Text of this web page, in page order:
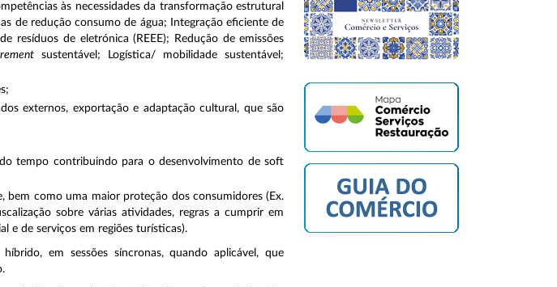
às necessidades da transformação estrutural
de redução consumo de água; Integração eficiente de
resíduos de eletrónica (REEE); Redução de emissões
sustentável; Logística/ mobilidade sustentável;
externos, exportação e adaptação cultural, que são
tempo contribuindo para o desenvolvimento de soft
bem como uma maior proteção dos consumidores (Ex.
sobre várias atividades, regras a cumprir em
e de serviços em regiões turísticas).
em sessões síncronas, quando aplicável, que